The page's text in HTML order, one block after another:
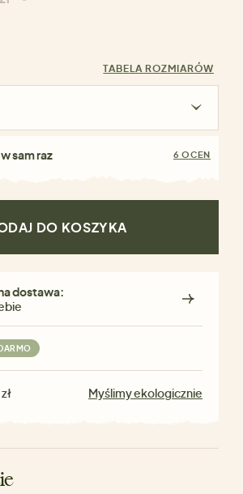
TABELA ROZMIARÓW
w sam raz 6 OCEN
DO KOSZYKA
dostawa:
Myślimy ekologicznie